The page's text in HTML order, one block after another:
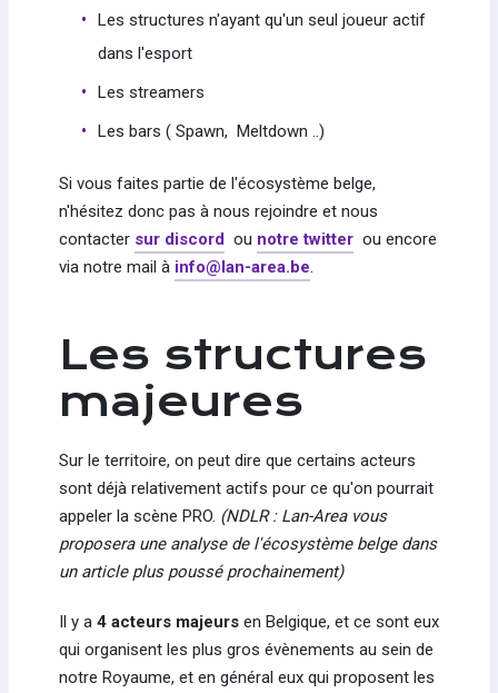
Les structures n'ayant qu'un seul joueur actif
dans l'esport
Les streamers
Les bars ( Spawn, Meltdown ..)
Si vous faites partie de l'écosystème belge,
n'hésitez donc pas à nous rejoindre et nous
contacter sur discordou notre twitterou encore
via notre mail à info@lan-area.be.
Les structures
majeures
Sur le territoire, on peut dire que certains acteurs
sont déjà relativement actifs pour ce qu'on pourrait
appeler la scène PRO. (NDLR : Lan-Area vous
proposera une analyse de l'écosystème belge dans
un article plus poussé prochainement)
Il y a 4 acteurs majeursen Belgique, et ce sont eux
qui organisent les plus gros évènements au sein de
notre Royaume, et en général eux qui proposent les